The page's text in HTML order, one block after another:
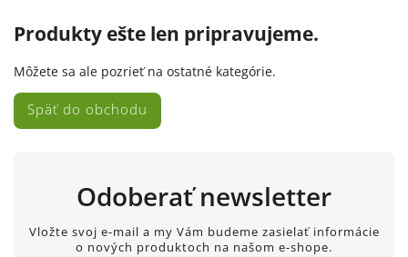
Produkty ešte len pripravujeme.
Môžete sa ale pozrieť na ostatné kategórie.
Späť do obchodu
Odoberať newsletter
Vložte svoj e-mail a my Vám budeme zasielať informácie
o nových produktoch na našom e-shope.